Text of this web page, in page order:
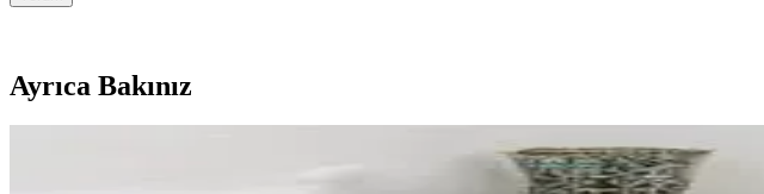
Ayrıca Bakınız
Açık Plan Ev Tasarımının Avantajları, Dezavantajları ve Tasarım Önerileri